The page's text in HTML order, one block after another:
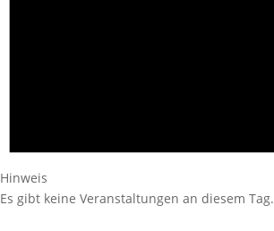
Hinweis
Es gibt keine Veranstaltungen an diesem Tag.